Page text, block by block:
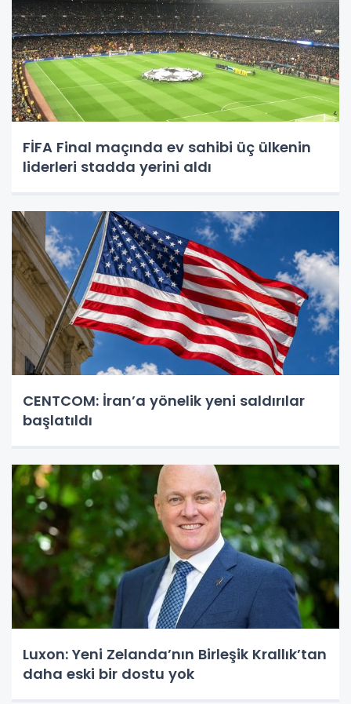
FİFA Final maçında ev sahibi üç ülkenin
liderleri stadda yerini aldı
CENTCOM: İran’a yönelik yeni saldırılar
başlatıldı
Luxon: Yeni Zelanda’nın Birleşik Krallık’tan
daha eski bir dostu yok